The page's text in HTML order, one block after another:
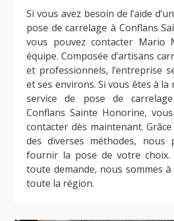
Si vous avez besoin de l’aide
pose de carrelage à Conflans
vous pouvez contacter Mario
équipe. Composée d’artisans
et professionnels, l’entreprise
et ses environs. Si vous êtes à la
service de pose de
Conflans Sainte Honorine,
contacter dès maintenant. Grâce
des diverses méthodes, nous
fournir la pose de votre choix.
toute demande, nous sommes
toute la région.